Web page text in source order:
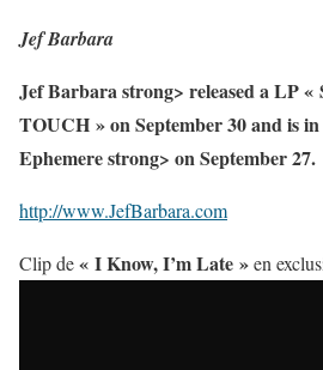
Jef Barbara
Jef Barbara strong> released a LP
TOUCH » on September 30 and is
Ephemerestrong> on September 27.
http://www.JefBarbara.com
Clip de« I Know, I’m Late »en